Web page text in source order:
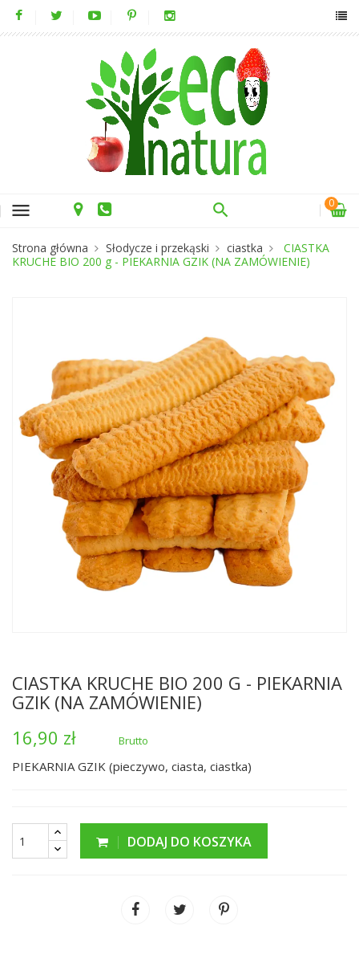
menu 0
Strona główna Słodycze i przekąski ciastka
CIASTKA
KRUCHE BIO 200 g - PIEKARNIA GZIK (NA ZAMÓWIENIE)
CIASTKA KRUCHE BIO 200 G - PIEKARNIA
GZIK (NA ZAMÓWIENIE)
16,90 zł
Brutto
PIEKARNIA GZIK (pieczywo, ciasta, ciastka)
DODAJ DO KOSZYKA